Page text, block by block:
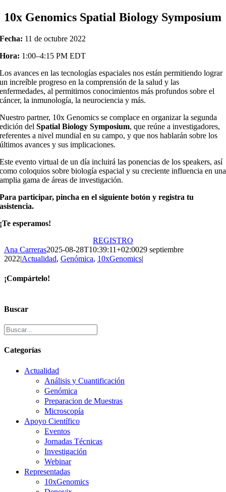
más
10x Genomics Spatial Biology Symposium
Fecha: 11 de octubre 2022
Hora: 1:00–4:15 PM EDT
Los avances en las tecnologías espaciales nos están permitiendo lograr
un increíble progreso en la comprensión de la salud y las
enfermedades, al permitirnos conocimientos más profundos sobre el
cáncer, la inmunología, la neurociencia y más.
Nuestro partner, 10x Genomics se complace en organizar la segunda
edición delSpatial Biology Symposium, que reúne a investigadores,
referentes a nivel mundial en su campo, y que nos hablarán sobre los
últimos avances y sus implicaciones.
Este evento virtual de un día incluirá las ponencias de los speakers, así
como coloquios sobre biología espacial y su creciente influencia en una
amplia gama de áreas de investigación.
Para participar, pincha en el siguiente botón y registra tu
asistencia.
¡Te esperamos!
REGISTRO
Ana Carreras2025-08-28T10:39:11+02:0029 septiembre
2022|Actualidad, Genómica, 10xGenomics|
¡Compártelo!
electrónico
Buscar
Categorías
Actualidad
Análisis y Cuantificación
Genómica
Preparacion de Muestras
Microscopía
Apoyo Científico
Eventos
Jornadas Técnicas
Investigación
Webinar
Representadas
10xGenomics